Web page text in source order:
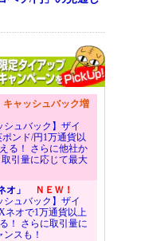
キャッシュバック増
シュバック】ザイ
ンド/円1万通貨以
る！ さらに他社か
引量に応じて最大
オ」
ＮＥＷ！
シュバック】ザイ
ネオで1万通貨以上
！ さらに取引量に
スも！